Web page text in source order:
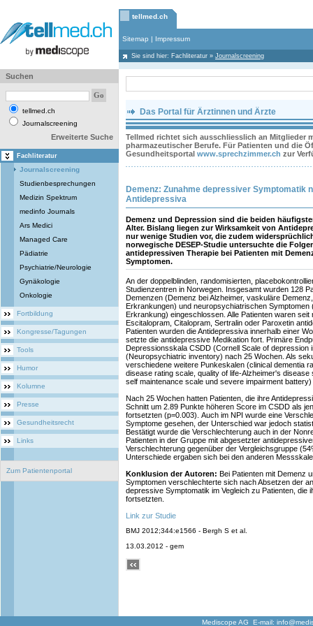
tellmed.ch
Sitemap | Impressum
Sie sind hier: Fachliteratur » Journalscreening
Suchen
tellmed.ch
Journalscreening
Erweiterte Suche
Fachliteratur
Journalscreening
Studienbesprechungen
Medizin Spektrum
medinfo Journals
Ars Medici
Managed Care
Pädiatrie
Psychiatrie/Neurologie
Gynäkologie
Onkologie
Fortbildung
Kongresse/Tagungen
Tools
Humor
Kolumne
Presse
Gesundheitsrecht
Links
Zum Patientenportal
Das Portal für Ärztinnen und Ärzte
Tellmed richtet sich ausschliesslich an Mitglieder
pharmazeutischer Berufe. Für Patienten und die
Gesundheitsportal www.sprechzimmer.ch zur
Demenz: Zunahme depressiver Symptomatik
Antidepressiva
Demenz und Depression sind die beiden
Alter. Bislang liegen zur Wirksamkeit von
nur wenige Studien vor, die zudem
norwegische DESEP-Studie untersuchte die
antidepressiven Therapie bei Patienten mit
Symptomen.
An der doppelblinden, randomisierten,
Studienzentren in Norwegen. Insgesamt wurden 128
Demenzen (Demenz bei Alzheimer, vaskuläre
Erkrankungen) und neuropsychiatrischen Symptomen
Erkrankung) eingeschlossen. Alle Patienten waren seit
Escitalopram, Citalopram, Sertralin oder Paroxetin
Patienten wurden die Antidepressiva innerhalb einer
setzte die antidepressive Medikation fort. Primäre
Depressionsskala CSDD (Cornell Scale of depression
(Neuropsychiatric inventory) nach 25 Wochen. Als
verschiedene weitere Punkeskalen (clinical dementia
disease rating scale, quality of life-Alzheimer's
self maintenance scale und severe impairment
Nach 25 Wochen hatten Patienten, die ihre
Schnitt um 2.89 Punkte höheren Score im CSDD als
fortsetzten (p=0.003). Auch im NPI wurde eine
Symptome gesehen, der Unterschied war jedoch
Bestätigt wurde die Verschlechterung auch in der
Patienten in der Gruppe mit abgesetzter
Verschlechterung gegenüber der Vergleichsgruppe
Unterschiede ergaben sich bei den anderen
Konklusion der Autoren: Bei Patienten mit Demenz
Symptomen verschlechterte sich nach Absetzen der
depressive Symptomatik im Vegleich zu Patienten, die
fortsetzten.
Link zur Studie
BMJ 2012;344:e1566 - Bergh S et al.
13.03.2012 - gem
Mediscope AG E-mail: